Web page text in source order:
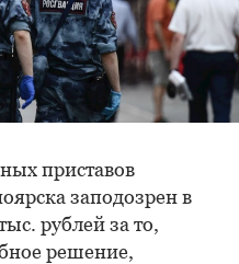
приставов
заподозрен в
рублей за то,
решение,